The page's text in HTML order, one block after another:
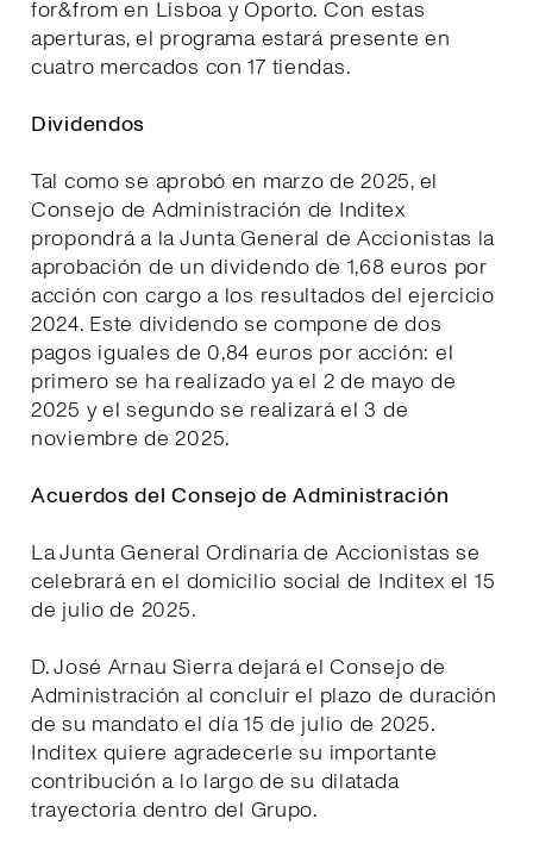
for&from en Lisboa y Oporto. Con estas
aperturas, el programa estará presente en
cuatro mercados con 17 tiendas.
Dividendos
Tal como se aprobó en marzo de 2025, el
Consejo de Administración de Inditex
propondrá a la Junta General de Accionistas la
aprobación de un dividendo de 1,68 euros por
acción con cargo a los resultados del ejercicio
2024. Este dividendo se compone de dos
pagos iguales de 0,84 euros por acción: el
primero se ha realizado ya el 2 de mayo de
2025 y el segundo se realizará el 3 de
noviembre de 2025.
Acuerdos del Consejo de Administración
La Junta General Ordinaria de Accionistas se
celebrará en el domicilio social de Inditex el 15
de julio de 2025.
D. José Arnau Sierra dejará el Consejo de
Administración al concluir el plazo de duración
de su mandato el día 15 de julio de 2025.
Inditex quiere agradecerle su importante
contribución a lo largo de su dilatada
trayectoria dentro del Grupo.